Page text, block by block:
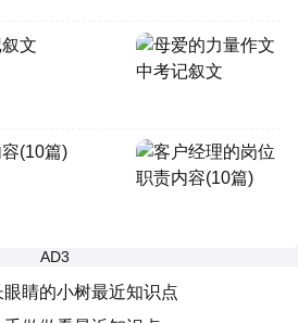
文
(10篇)
AD3
眼睛的小树最近知识点